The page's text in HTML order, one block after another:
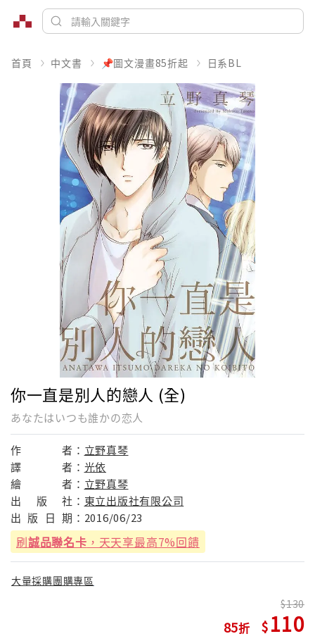
首頁 中文書 📌圖文漫畫85折起 日系BL
你一直是別人的戀人 (全)
あなたはいつも誰かの恋人
作 者： 立野真琴
譯
者： 光依
繪
者： 立野真琴
出
版 社： 東立出版社有限公司
出 版 日 期： 2016/06/23
刷誠品聯名卡 ，天天享最高7%回饋
大量採購團購專區
85
130
110